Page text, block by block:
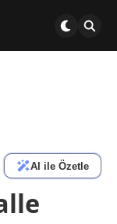
AI ile Özetle